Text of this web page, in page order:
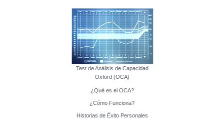
Test de Análisis de Capacidad
Oxford (OCA)
¿Qué es el OCA?
¿Cómo Funciona?
Historias de Éxito Personales